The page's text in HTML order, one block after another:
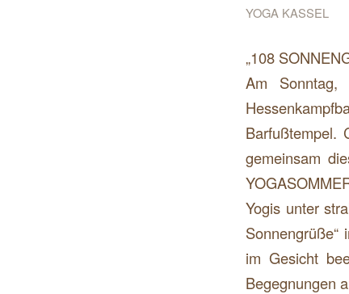
YOGA KASSEL
„108
Am Sonntag,
Barfußtempel.
gemeinsam
Yogis unter
im Gesicht
Begegnungen